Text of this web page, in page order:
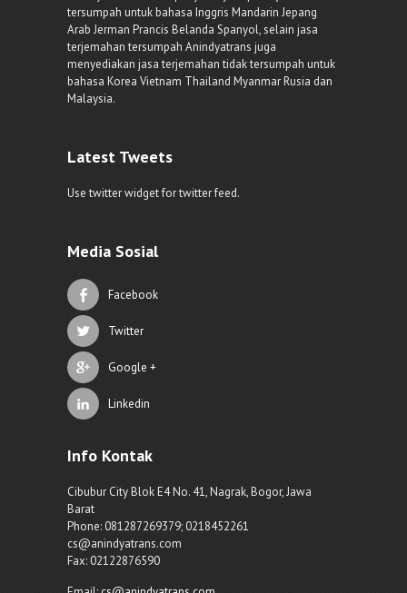
tersumpah untuk bahasa Inggris Mandarin Jepang
Arab Jerman Prancis Belanda Spanyol, selain jasa
terjemahan tersumpah Anindyatrans juga
menyediakan jasa terjemahan tidak tersumpah untuk
bahasa Korea Vietnam Thailand Myanmar Rusia dan
Malaysia.
Latest Tweets
Use twitter widget for twitter feed.
Media Sosial
Facebook
Twitter
Google +
Linkedin
Info Kontak
Cibubur City Blok E4 No. 41, Nagrak, Bogor, Jawa
Barat
Phone: 081287269379; 0218452261
cs@anindyatrans.com
Fax: 02122876590